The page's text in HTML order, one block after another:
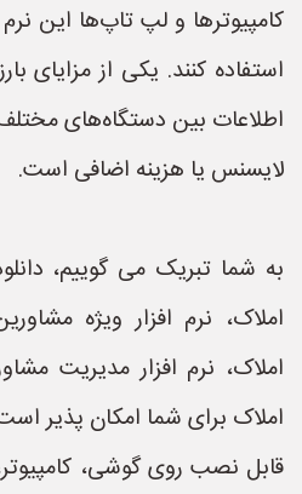
کامپیوترها و لپ تاپ‌ها این
استفاده کنند. یکی از مزایای
اطلاعات بین دستگاه‌های
لایسنس یا هزینه اضافی است.
به شما تبریک می گوییم،
املاک، نرم افزار ویژه
املاک، نرم افزار مدیریت
املاک برای شما امکان پذیر
قابل نصب روی گوشی،